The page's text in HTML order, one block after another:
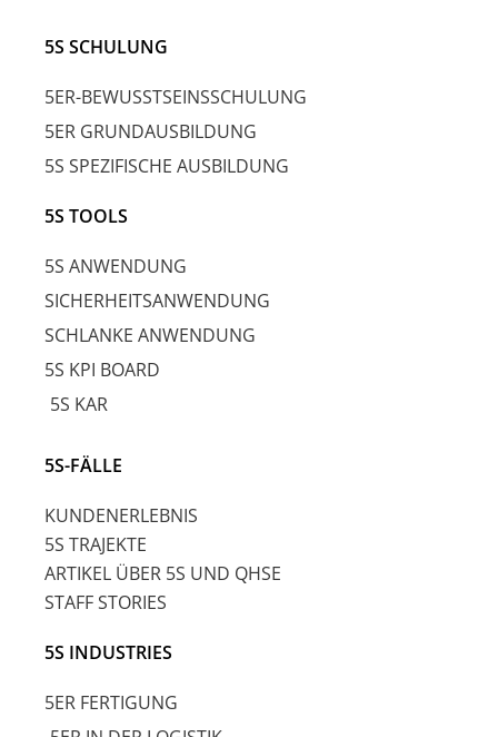
5S SCHULUNG
5ER-BEWUSSTSEINSSCHULUNG
5ER GRUNDAUSBILDUNG
5S SPEZIFISCHE AUSBILDUNG
5S TOOLS
5S ANWENDUNG
SICHERHEITSANWENDUNG
SCHLANKE ANWENDUNG
5S KPI BOARD
5S KAR
5S-FÄLLE
KUNDENERLEBNIS
5S TRAJEKTE
ARTIKEL ÜBER 5S UND QHSE
STAFF STORIES
5S INDUSTRIES
5ER FERTIGUNG